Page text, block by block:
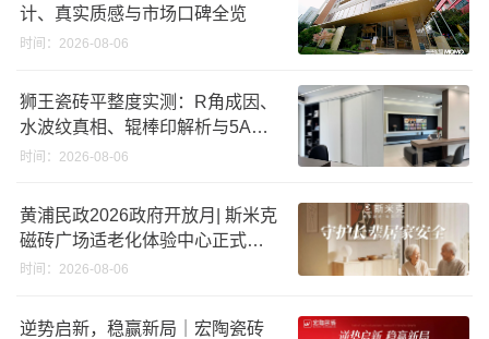
计、真实质感与市场口碑全览
时间：2026-08-06
狮王瓷砖平整度实测：R角成因、
水波纹真相、辊棒印解析与5A标
准选购指南
时间：2026-08-06
黄浦民政2026政府开放月| 斯米克
磁砖广场适老化体验中心正式亮
相
时间：2026-08-06
逆势启新，稳赢新局｜宏陶瓷砖